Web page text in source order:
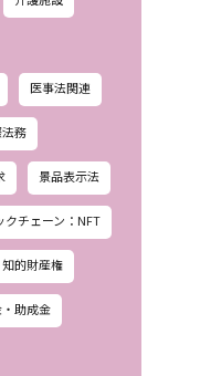
医事法関連
務
景品表示法
チェーン：NFT
知的財産権
助成金